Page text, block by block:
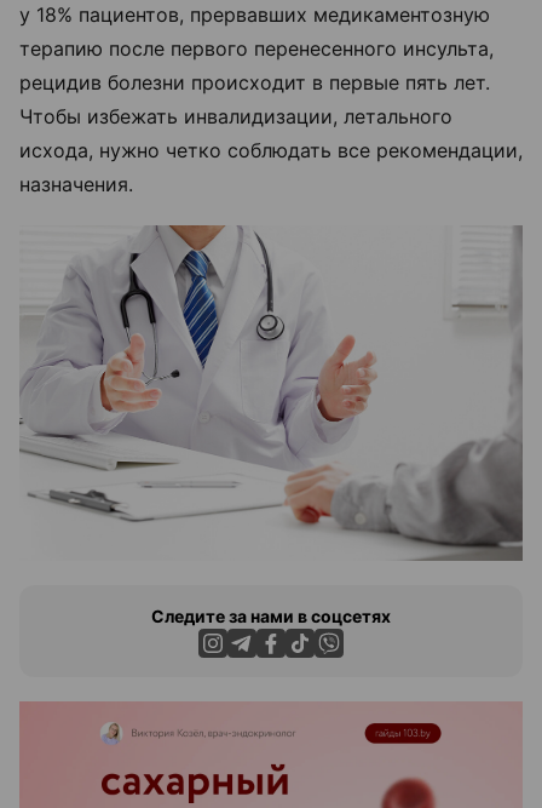
у 18% пациентов, прервавших медикаментозную
терапию после первого перенесенного инсульта,
рецидив болезни происходит в первые пять лет.
Чтобы избежать инвалидизации, летального
исхода, нужно четко соблюдать все рекомендации,
назначения.
Следите за нами в соцсетях